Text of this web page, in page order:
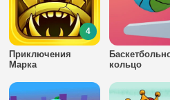
Приключения
Марка
4
кольцо